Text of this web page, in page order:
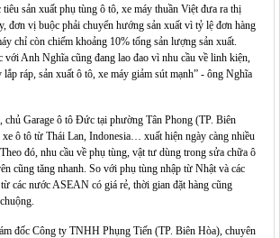
sản xuất phụ tùng ô tô, xe máy thuần Việt đưa ra thị
đơn vị buộc phải chuyển hướng sản xuất vì tỷ lệ đơn hàng
chỉ còn chiếm khoảng 10% tổng sản lượng sản xuất.
Anh Nghĩa cũng đang lao đao vì nhu cầu về linh kiện,
lắp ráp, sản xuất ô tô, xe máy giảm sút mạnh” - ông Nghĩa
Garage ô tô Đức tại phường Tân Phong (TP. Biên
xe ô tô từ Thái Lan, Indonesia… xuất hiện ngày càng nhiều
đó, nhu cầu về phụ tùng, vật tư dùng trong sửa chữa ô
cũng tăng nhanh. So với phụ tùng nhập từ Nhật và các
các nước ASEAN có giá rẻ, thời gian đặt hàng cũng
đốc Công ty TNHH Phụng Tiến (TP. Biên Hòa), chuyên